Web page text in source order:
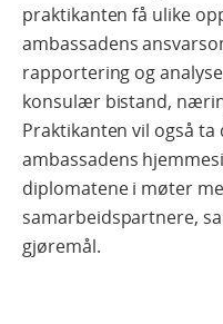
praktikanten få ulike
ambassadens
rapportering og
konsulær bistand,
Praktikanten vil også
ambassadens
diplomatene i møter
samarbeidspartnere,
gjøremål.